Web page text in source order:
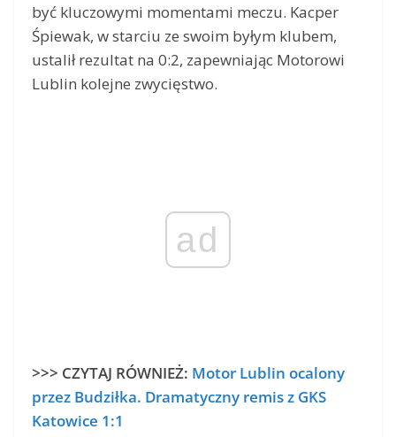
być kluczowymi momentami meczu. Kacper
Śpiewak, w starciu ze swoim byłym klubem,
ustalił rezultat na 0:2, zapewniając Motorowi
Lublin kolejne zwycięstwo.
ad
>>> CZYTAJ RÓWNIEŻ: Motor Lublin ocalony
przez Budziłka. Dramatyczny remis z GKS
Katowice 1:1